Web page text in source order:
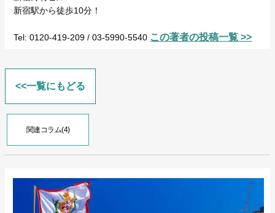
新宿駅から徒歩10分！
Tel: 0120-419-209 / 03-5990-5540 この著者の投稿一覧 >>
<<一覧にもどる
関連コラム(4)